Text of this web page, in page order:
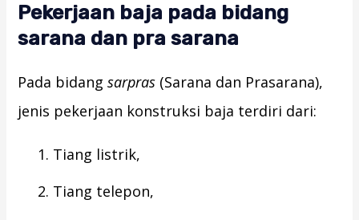
Pekerjaan baja pada bidang
sarana dan pra sarana
Pada bidangsarpras (Sarana dan Prasarana),
jenis pekerjaan konstruksi baja terdiri dari:
Tiang listrik,
Tiang telepon,